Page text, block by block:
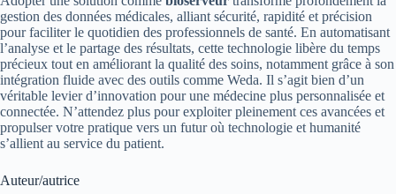
gestion des données médicales, alliant sécurité, rapidité et précision
pour faciliter le quotidien des professionnels de santé. En automatisant
l’analyse et le partage des résultats, cette technologie libère du temps
précieux tout en améliorant la qualité des soins, notamment grâce à son
intégration fluide avec des outils comme Weda. Il s’agit bien d’un
véritable levier d’innovation pour une médecine plus personnalisée et
connectée. N’attendez plus pour exploiter pleinement ces avancées et
propulser votre pratique vers un futur où technologie et humanité
s’allient au service du patient.
Auteur/autrice